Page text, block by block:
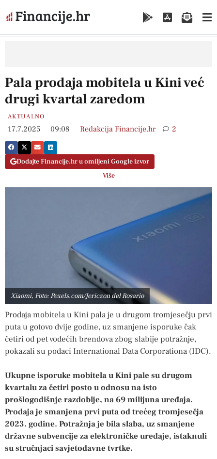
Pala prodaja mobitela u Kini već
drugi kvartal zaredom
AKTUALNO
17.7.2025 09:08 Redakcija Financije.hr 2
Dodajte Financije.hr u omiljeni Google izvor
Više
Xiaomi, Foto: Pexels.com/Jericzon del Rosario
Prodaja mobitela u Kini pala je u drugom tromjesečju prvi
puta u gotovo dvije godine, uz smanjene isporuke čak
četiri od pet vodećih brendova zbog slabije potražnje,
pokazali su podaci International Data Corporationa (IDC).
Ukupne isporuke mobitela u Kini pale su drugom
kvartalu za četiri posto u odnosu na isto
prošlogodišnje razdoblje, na 69 milijuna uređaja.
Prodaja je smanjena prvi puta od trećeg tromjesečja
2023. godine. Potražnja je bila slaba, uz smanjene
državne subvencije za elektroničke uređaje, istaknuli
su stručnjaci savjetodavne tvrtke.